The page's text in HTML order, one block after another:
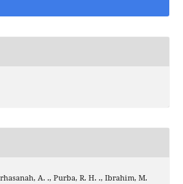
A. ., Purba, R. H. ., Ibrahim, M.